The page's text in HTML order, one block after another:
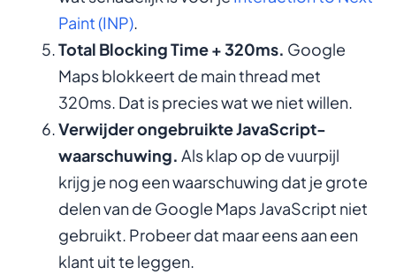
Paint (INP).
Total Blocking Time + 320ms. Google
Maps blokkeert de main thread met
320ms. Dat is precies wat we niet willen.
Verwijder ongebruikte JavaScript-
waarschuwing. Als klap op de vuurpijl
krijg je nog een waarschuwing dat je grote
delen van de Google Maps JavaScript niet
gebruikt. Probeer dat maar eens aan een
klant uit te leggen.